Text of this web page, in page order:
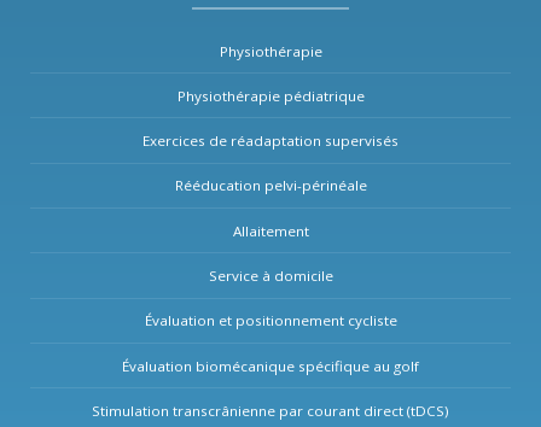
Physiothérapie
Physiothérapie pédiatrique
Exercices de réadaptation supervisés
Rééducation pelvi-périnéale
Allaitement
Service à domicile
Évaluation et positionnement cycliste
Évaluation biomécanique spécifique au golf
Stimulation transcrânienne par courant direct (tDCS)